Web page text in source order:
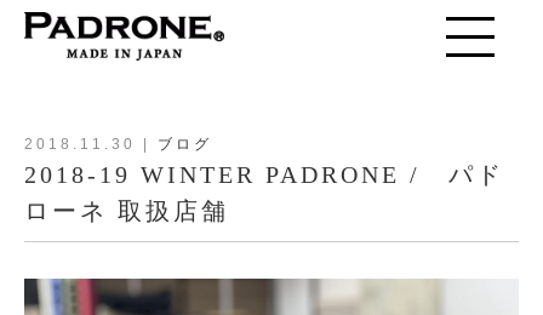
toggle
navigation
2018.11.30 ブログ
2018-19 WINTER PADRONE / パド
ローネ 取扱店舗